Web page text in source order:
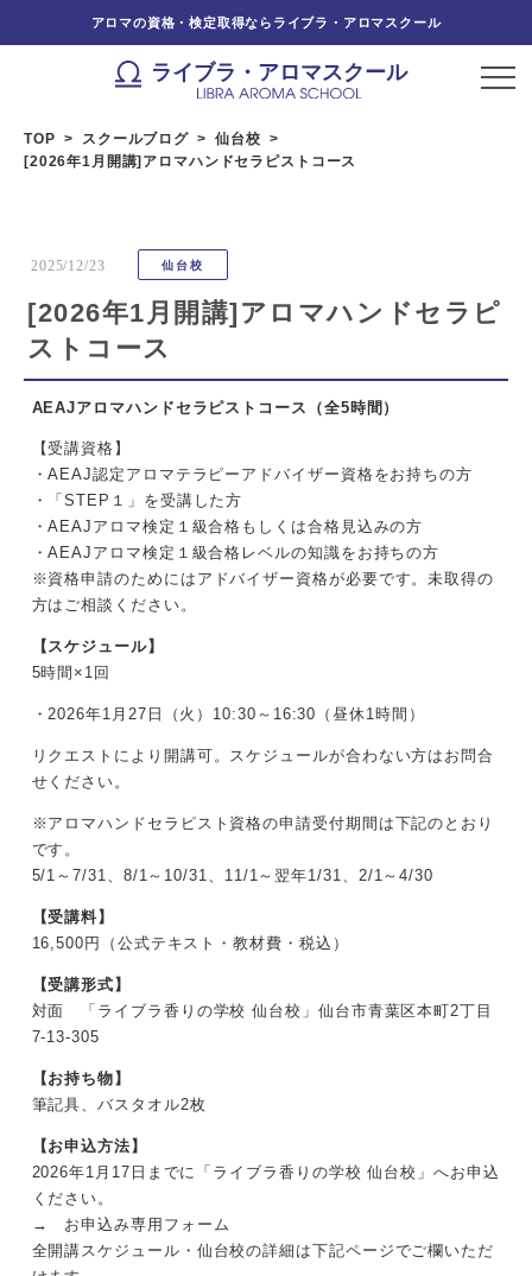
アロマの資格・検定取得ならライブラ・アロマスクール
ライブラ・アロマスクール
TOP スクールブログ
仙台校
[2026年1月開講]アロマハンドセラピストコース
2025/12/23 仙台校
[2026年1月開講]アロマハンドセラピ
ストコース
AEAJアロマハンドセラピストコース （全5時間）
【受講資格】
・AEAJ認定アロマテラピーアドバイザー資格をお持ちの方
・「STEP１」を受講した方
・AEAJアロマ検定１級合格もしくは合格見込みの方
・AEAJアロマ検定１級合格レベルの知識をお持ちの方
※資格申請のためにはアドバイザー資格が必要です。未取得の
方はご相談ください。
【スケジュール】
5時間×1回
・2026年1月27日（火）10:30～16:30（昼休1時間）
リクエストにより開講可。スケジュールが合わない方はお問合
せください。
※アロマハンドセラピスト資格の申請受付期間は下記のとおり
です。
5/1～7/31、8/1～10/31、11/1～翌年1/31、2/1～4/30
【受講料】
16,500円（公式テキスト・教材費・税込）
【受講形式】
対面 「ライブラ香りの学校 仙台校」仙台市青葉区本町2丁目
7-13-305
【お持ち物】
筆記具、バスタオル2枚
【お申込方法】
2026年1月17日までに「ライブラ香りの学校 仙台校」へお申込
ください。
→ お申込み専用フォーム
全開講スケジュール・仙台校の詳細は下記ページでご欄いただ